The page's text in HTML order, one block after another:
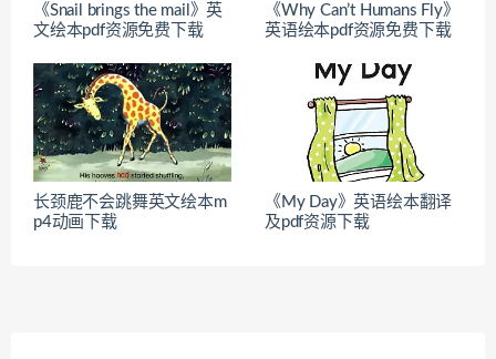
《Snail brings the mail》英
文绘本pdf资源免费下载
《Why Can’t Humans Fly》
英语绘本pdf资源免费下载
长颈鹿不会跳舞英文绘本m
p4动画下载
《My Day》英语绘本翻译
及pdf资源下载